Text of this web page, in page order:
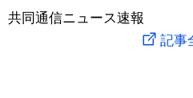
社会
旅と暮らし
暮らし
共同通信ニュース速報
記事